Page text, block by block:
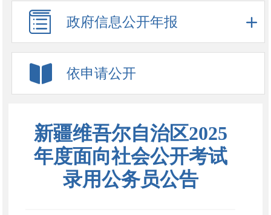
政府信息公开年报
依申请公开
新疆维吾尔自治区2025
年度面向社会公开考试
录用公务员公告